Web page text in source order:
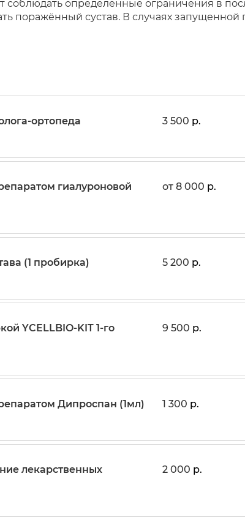
соблюдать определённые ограничения в
поражённый сустав. В случаях
ортопеда 3 500 р.
гиалуроновой
от 8 000 р.
(1 пробирка) 5 200 р.
YCELLBIO-KIT 1-го
9 500 р.
Дипроспан (1мл) 1 300 р.
лекарственных
2 000 р.